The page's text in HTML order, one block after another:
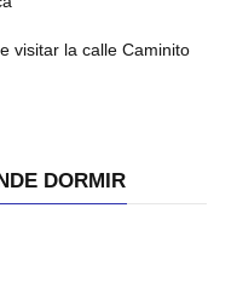
visitar la calle Caminito
DORMIR